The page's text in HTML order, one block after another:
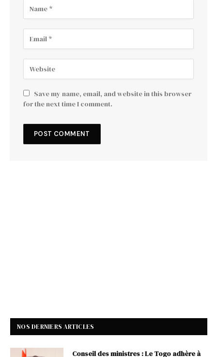
Save my name, email, and website in this browser
for the next time I comment.
NOS DERNIERS ARTICLES
Conseil des ministres : Le Togo adhère à